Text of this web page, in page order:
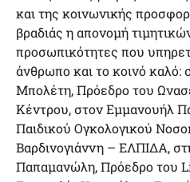
και της κοινωνικής
βραδιάς η απονομή
προσωπικότητες που
άνθρωπο και το κοινό καλό:
Μπολέτη, Πρόεδρο του
Κέντρου, στον Εμμανουήλ
Παιδικού Ογκολογικού
Βαρδινογιάννη – ΕΛΠΙΔΑ,
Παπαμανώλη, Πρόεδρο του